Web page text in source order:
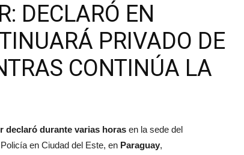
DECLARÓ EN
PRIVADO DE
CONTINÚA LA
declaró durante varias horas en la sede del
en Ciudad del Este, en Paraguay,